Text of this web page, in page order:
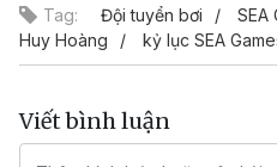
Tag: Đội tuyển bơi SEA
Huy Hoàng
kỷ lục SEA
Viết bình luận